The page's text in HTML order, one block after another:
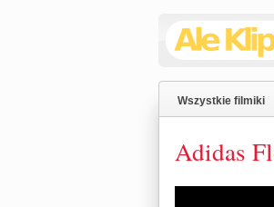
Wszystkie filmiki
Adidas